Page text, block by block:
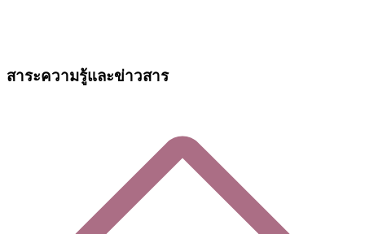
สาระความรู้และข่าวสาร